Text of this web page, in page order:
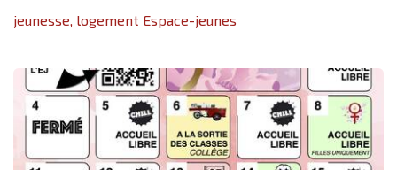
jeunesse, logement Espace-jeunes